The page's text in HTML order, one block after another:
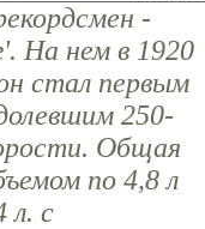
-
На нем в 1920
стал первым
250-
Общая
по 4,8 л
л. с